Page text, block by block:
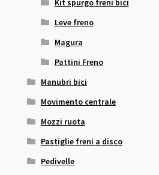
Kit spurgo freni bici
Leve freno
Magura
Pattini Freno
Manubri bici
Movimento centrale
Mozzi ruota
Pastiglie freni a disco
Pedivelle